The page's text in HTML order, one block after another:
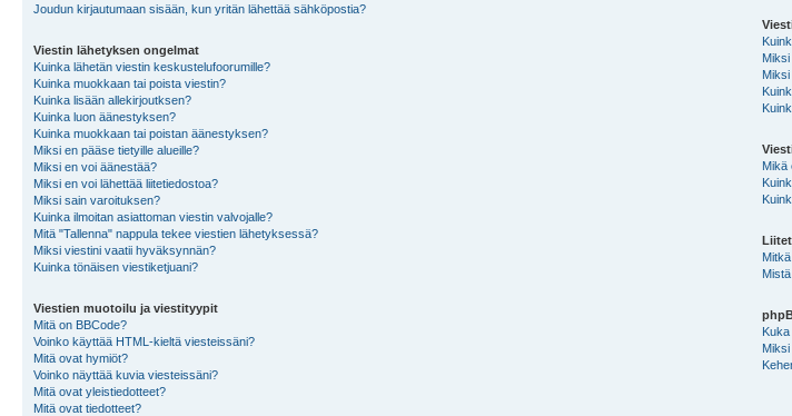
Joudun kirjautumaan sisään, kun yritän lähettää sähköpostia?
Viestin lähetyksen ongelmat
Kuinka lähetän viestin keskustelufoorumille?
Kuinka muokkaan tai poista viestin?
Kuinka lisään allekirjoutksen?
Kuinka luon äänestyksen?
Kuinka muokkaan tai poistan äänestyksen?
Miksi en pääse tietyille alueille?
Miksi en voi äänestää?
Miksi en voi lähettää liitetiedostoa?
Miksi sain varoituksen?
Kuinka ilmoitan asiattoman viestin valvojalle?
Mitä "Tallenna" nappula tekee viestien lähetyksessä?
Miksi viestini vaatii hyväksynnän?
Kuinka tönäisen viestiketjuani?
Viestien muotoilu ja viestityypit
Mitä on BBCode?
Voinko käyttää HTML-kieltä viesteissäni?
Mitä ovat hymiöt?
Voinko näyttää kuvia viesteissäni?
Mitä ovat yleistiedotteet?
Mitä ovat tiedotteet?
Mikä